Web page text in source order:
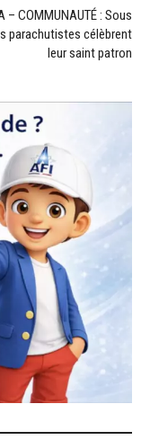
– COMMUNAUTÉ : Sous
parachutistes célèbrent
leur saint patron